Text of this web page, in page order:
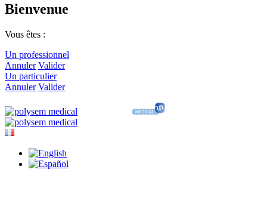
Bienvenue
Vous êtes :
Un professionnel
Annuler Valider
Un particulier
Annuler Valider